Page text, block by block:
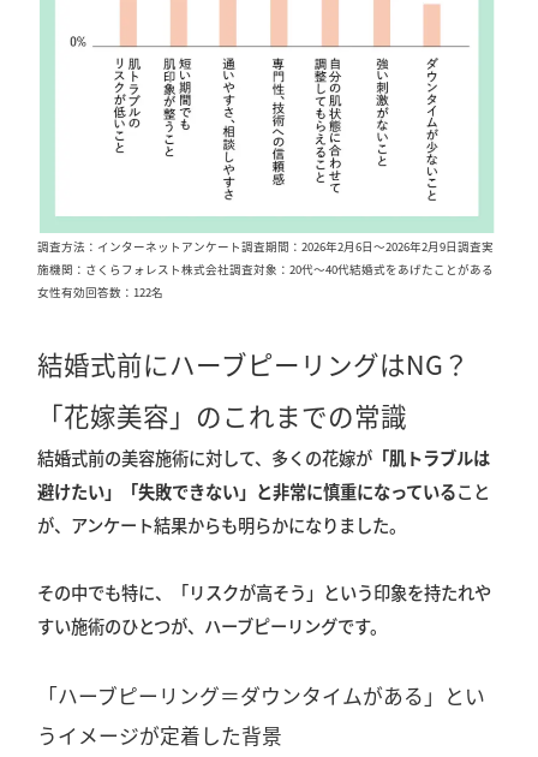
調査方法：インターネットアンケート調査期間：2026年2月6日〜2026年2月9日調査実
施機関：さくらフォレスト株式会社調査対象：20代〜40代結婚式をあげたことがある
女性有効回答数：122名
結婚式前にハーブピーリングはNG？
「花嫁美容」のこれまでの常識
結婚式前の美容施術に対して、多くの花嫁が 「肌トラブルは
避けたい」「失敗できない」と非常に慎重になっていること
が、アンケート結果からも明らかになりました。
その中でも特に、「リスクが高そう」という印象を持たれや
すい施術のひとつが、ハーブピーリングです。
「ハーブピーリング＝ダウンタイムがある」とい
うイメージが定着した背景